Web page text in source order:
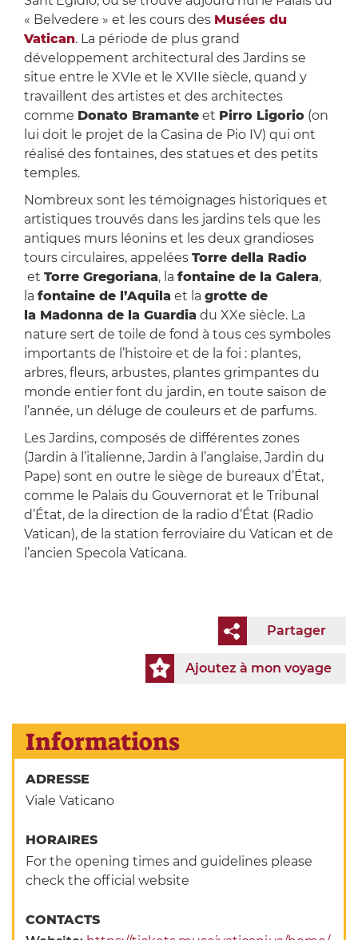
« Belvedere » et les cours des Musées du
Vatican. La période de plus grand
développement architectural des Jardins se
situe entre le XVIe et le XVIIe siècle, quand y
travaillent des artistes et des architectes
comme Donato Bramanteet Pirro Ligorio(on
lui doit le projet de la Casina de Pio IV) qui ont
réalisé des fontaines, des statues et des petits
temples.
Nombreux sont les témoignages historiques et
artistiques trouvés dans les jardins tels que les
antiques murs léonins et les deux grandioses
tours circulaires, appelées Torre della Radio
et Torre Gregoriana, la fontaine de la Galera,
la fontaine de l’Aquila et la grotte de
la Madonna de la Guardia du XXe siècle. La
nature sert de toile de fond à tous ces symboles
importants de l’histoire et de la foi : plantes,
arbres, fleurs, arbustes, plantes grimpantes du
monde entier font du jardin, en toute saison de
l’année, un déluge de couleurs et de parfums.
Les Jardins, composés de différentes zones
(Jardin à l’italienne, Jardin à l’anglaise, Jardin du
Pape) sont en outre le siège de bureaux d’État,
comme le Palais du Gouvernorat et le Tribunal
d’État, de la direction de la radio d’État (Radio
Vatican), de la station ferroviaire du Vatican et de
l’ancien Specola Vaticana.
Partager
Ajoutez à mon voyage
Informations
ADRESSE
Viale Vaticano
HORAIRES
For the opening times and guidelines please
check the official website
CONTACTS